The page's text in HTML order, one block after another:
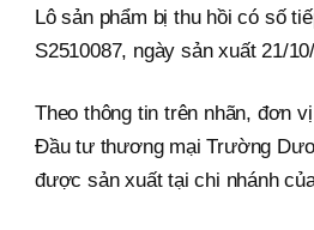
Lô sản phẩm bị thu hồi có số
S2510087, ngày sản xuất 21/
Theo thông tin trên nhãn, đơn
Đầu tư thương mại Trường
được sản xuất tại chi nhánh